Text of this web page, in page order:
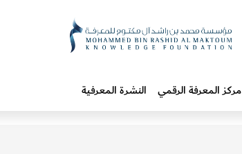
مركز المعرفة الرقمي النشرة المعرفية